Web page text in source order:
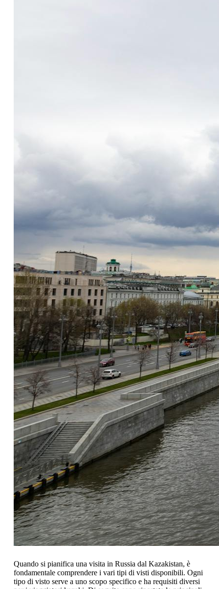
Quando si pianifica una visita in Russia dal Kazakistan, è
fondamentale comprendere i vari tipi di visti disponibili. Ogni
tipo di visto serve a uno scopo specifico e ha requisiti diversi